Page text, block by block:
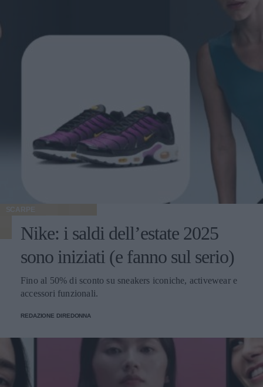
SCARPE
Nike: i saldi dell’estate 2025
sono iniziati (e fanno sul serio)
Fino al 50% di sconto su sneakers iconiche, activewear e
accessori funzionali.
REDAZIONE DIREDONNA